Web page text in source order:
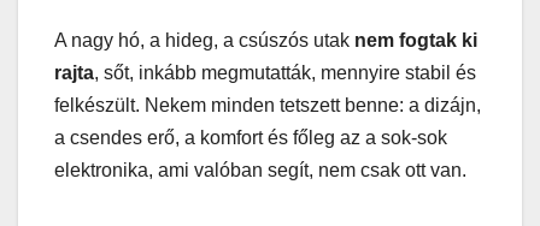
A nagy hó, a hideg, a csúszós utak nem fogtak ki
rajta, sőt, inkább megmutatták, mennyire stabil és
felkészült. Nekem minden tetszett benne: a dizájn,
a csendes erő, a komfort és főleg az a sok-sok
elektronika, ami valóban segít, nem csak ott van.